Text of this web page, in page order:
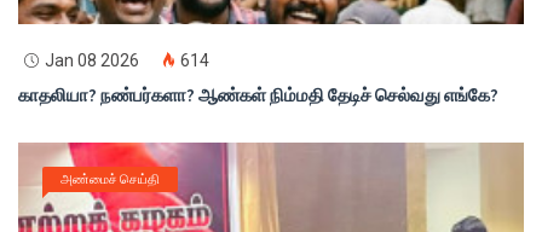
Jan 08 2026 614
காதலியா? நண்பர்களா? ஆண்கள் நிம்மதி தேடிச் செல்வது எங்கே?
அண்மைச் செய்தி